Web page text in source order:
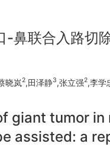
-鼻联合入路切
晓岚2,田泽静3,张立强2,李学
giant tumor
assisted: a